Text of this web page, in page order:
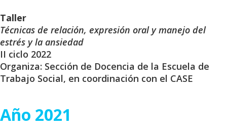
Taller
Técnicas de relación, expresión oral y manejo del
estrés y la ansiedad
II ciclo 2022
Organiza: Sección de Docencia de la Escuela de
Trabajo Social, en coordinación con el CASE
Año 2021